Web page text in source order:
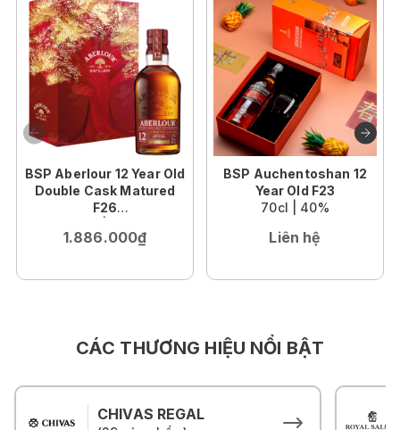
BSP Aberlour 12 Year Old
Double Cask Matured
F26
1.886.000₫
BSP Auchentoshan 12
Year Old F23
70cl | 40%
Liên hệ
CÁC THƯƠNG HIỆU NỔI BẬT
CHIVAS REGAL